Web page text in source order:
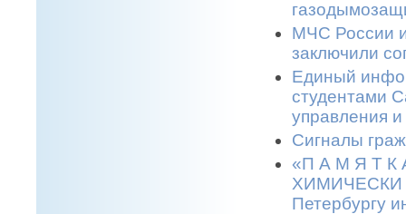
МЧС России
заключили
Единый
студентами
управления
Сигналы
«П А М Я Т
ХИМИЧЕСКИ
Петербургу